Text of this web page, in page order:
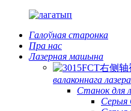
Галоўная старонка
Пра нас
Лазерная машына
валаконнага лазера
Станок для
Серыя